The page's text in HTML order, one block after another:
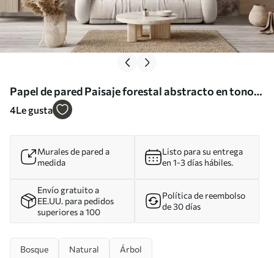
Papel de pared Paisaje forestal abstracto en tonos
beige ahumados que transmite una sensación de
4Le gusta
Murales de pared a
medida
Listo para su entrega
en 1-3 días hábiles.
Envío gratuito a
EE.UU. para pedidos
superiores a 100
Política de reembolso
de 30 días
Bosque Natural Árbol